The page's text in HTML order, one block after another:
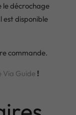
le décrochage
est disponible
commande.
Via Guide !